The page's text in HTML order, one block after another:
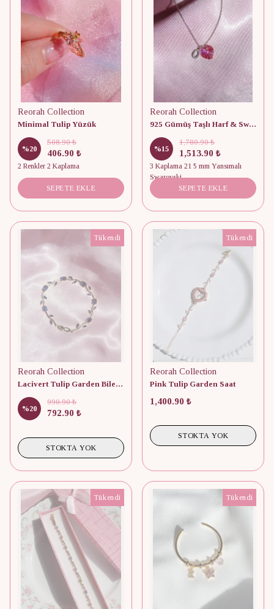
Reorah Collection
Minimal Tulip Yüzük
%20
508.90 ₺
406.90 ₺
2 Renkler 2 Kaplama
SEPETE EKLE
Reorah Collection
925 Gümüş Taşlı Harf & Swarovski Kolye
%15
1,780.90 ₺
1,513.90 ₺
3 Kaplama 21 5 mm Yansımalı
Swarovski
SEPETE EKLE
Tükendi
Reorah Collection
Lacivert Tulip Garden Bileklik
%20
990.90 ₺
792.90 ₺
STOKTA YOK
Tükendi
Reorah Collection
Pink Tulip Garden Saat
1,400.90 ₺
STOKTA YOK
Tükendi Tükendi